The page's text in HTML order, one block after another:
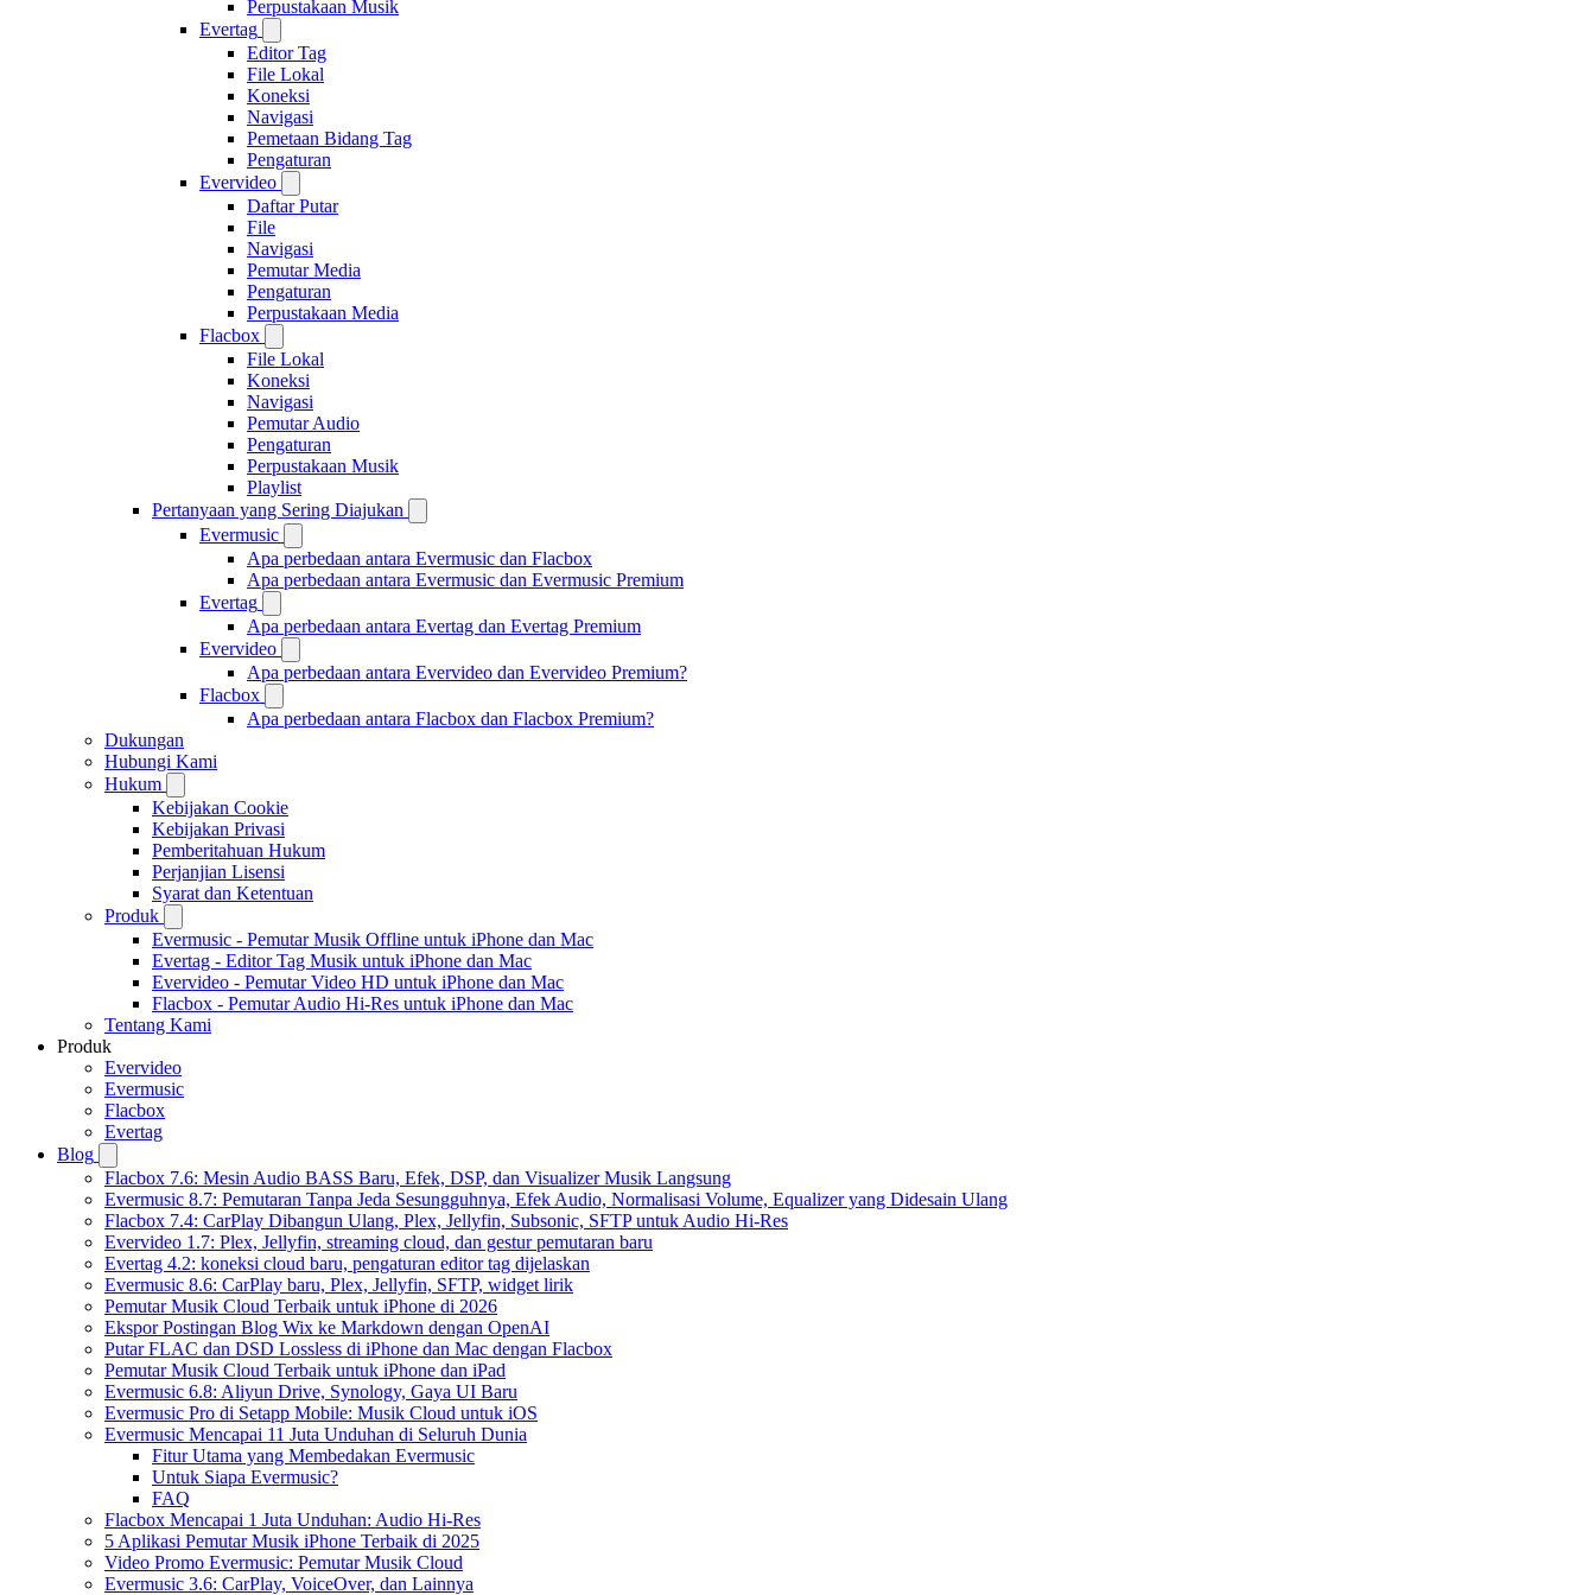
Perpustakaan Musik
Evertag
Editor Tag
File Lokal
Koneksi
Navigasi
Pemetaan Bidang Tag
Pengaturan
Evervideo
Daftar Putar
File
Navigasi
Pemutar Media
Pengaturan
Perpustakaan Media
Flacbox
File Lokal
Koneksi
Navigasi
Pemutar Audio
Pengaturan
Perpustakaan Musik
Playlist
Pertanyaan yang Sering Diajukan
Evermusic
Apa perbedaan antara Evermusic dan Flacbox
Apa perbedaan antara Evermusic dan Evermusic Premium
Evertag
Apa perbedaan antara Evertag dan Evertag Premium
Evervideo
Apa perbedaan antara Evervideo dan Evervideo Premium?
Flacbox
Apa perbedaan antara Flacbox dan Flacbox Premium?
Dukungan
Hubungi Kami
Hukum
Kebijakan Cookie
Kebijakan Privasi
Pemberitahuan Hukum
Perjanjian Lisensi
Syarat dan Ketentuan
Produk
Evermusic - Pemutar Musik Offline untuk iPhone dan Mac
Evertag - Editor Tag Musik untuk iPhone dan Mac
Evervideo - Pemutar Video HD untuk iPhone dan Mac
Flacbox - Pemutar Audio Hi-Res untuk iPhone dan Mac
Tentang Kami
Produk
Evervideo
Evermusic
Flacbox
Evertag
Blog
Flacbox 7.6: Mesin Audio BASS Baru, Efek, DSP, dan Visualizer Musik Langsung
Evermusic 8.7: Pemutaran Tanpa Jeda Sesungguhnya, Efek Audio, Normalisasi Volume, Equalizer yang Didesain Ulang
Flacbox 7.4: CarPlay Dibangun Ulang, Plex, Jellyfin, Subsonic, SFTP untuk Audio Hi-Res
Evervideo 1.7: Plex, Jellyfin, streaming cloud, dan gestur pemutaran baru
Evertag 4.2: koneksi cloud baru, pengaturan editor tag dijelaskan
Evermusic 8.6: CarPlay baru, Plex, Jellyfin, SFTP, widget lirik
Pemutar Musik Cloud Terbaik untuk iPhone di 2026
Ekspor Postingan Blog Wix ke Markdown dengan OpenAI
Putar FLAC dan DSD Lossless di iPhone dan Mac dengan Flacbox
Pemutar Musik Cloud Terbaik untuk iPhone dan iPad
Evermusic 6.8: Aliyun Drive, Synology, Gaya UI Baru
Evermusic Pro di Setapp Mobile: Musik Cloud untuk iOS
Evermusic Mencapai 11 Juta Unduhan di Seluruh Dunia
Fitur Utama yang Membedakan Evermusic
Untuk Siapa Evermusic?
FAQ
Flacbox Mencapai 1 Juta Unduhan: Audio Hi-Res
5 Aplikasi Pemutar Musik iPhone Terbaik di 2025
Video Promo Evermusic: Pemutar Musik Cloud
Evermusic 3.6: CarPlay, VoiceOver, dan Lainnya